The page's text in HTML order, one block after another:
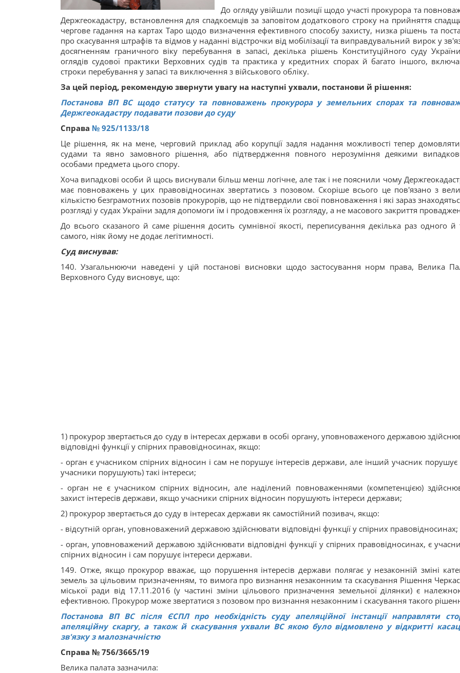
До огляду увійшли позиції щодо участі прокурора та
Держгеокадастру, встановлення для спадкоємців за заповітом додаткового строку на прийняття
чергове гадання на картах Таро щодо визначення ефективного способу захисту, низка рішень та
про скасування штрафів та відмов у наданні відстрочки від мобілізації та виправдувальний вирок у
досягненням граничного віку перебування в запасі, декілька рішень Конституційного суду
оглядів судової практики Верховних судів та практика у кредитних спорах й багато іншого,
строки перебування у запасі та виключення з військового обліку.
За цей період, рекомендую звернути увагу на наступні ухвали, постанови й рішення:
Постанова ВП ВС щодо статусу та повноважень прокурора у земельних спорах та
Держгеокадастру подавати позови до суду
Справа № 925/1133/18
Це рішення, як на мене, черговий приклад або корупції задля надання можливості тепер
судами та явно замовного рішення, або підтвердження повного нерозуміння деякими
особами предмета цього спору.
Хоча випадкові особи й щось виснували більш менш логічне, але так і не пояснили чому
має повноважень у цих правовідносинах звертатись з позовом. Скоріше всього це пов'язано з
кількістю безграмотних позовів прокурорів, що не підтвердили свої повноваження і які зараз
розгляді у судах України задля допомоги їм і продовження їх розгляду, а не масового закриття
До всього сказаного й саме рішення досить сумнівної якості, переписування декілька раз одного й
самого, ніяк йому не додає легітимності.
Суд виснував:
140. Узагальнюючи наведені у цій постанові висновки щодо застосування норм права, Велика
Верховного Суду висновує, що:
1) прокурор звертається до суду в інтересах держави в особі органу, уповноваженого державою
відповідні функції у спірних правовідносинах, якщо:
- орган є учасником спірних відносин і сам не порушує інтересів держави, але інший учасник порушує
учасники порушують) такі інтереси;
- орган не є учасником спірних відносин, але наділений повноваженнями (компетенцією)
захист інтересів держави, якщо учасники спірних відносин порушують інтереси держави;
2) прокурор звертається до суду в інтересах держави як самостійний позивач, якщо:
- відсутній орган, уповноважений державою здійснювати відповідні функції у спірних правовідносинах;
- орган, уповноважений державою здійснювати відповідні функції у спірних правовідносинах, є
спірних відносин і сам порушує інтереси держави.
149. Отже, якщо прокурор вважає, що порушення інтересів держави полягає у незаконній зміні
земель за цільовим призначенням, то вимога про визнання незаконним та скасування Рішення
міської ради від 17.11.2016 (у частині зміни цільового призначення земельної ділянки) є
ефективною. Прокурор може звертатися з позовом про визнання незаконним і скасування такого
Постанова ВП ВС після ЄСПЛ про необхідність суду апеляційної інстанції направляти
апеляційну скаргу, а також й скасування ухвали ВС якою було відмовлено у відкритті
зв'язку з малозначністю
Справа № 756/3665/19
Велика палата зазначила: